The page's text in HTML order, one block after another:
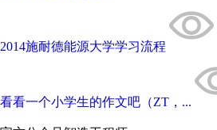
2014施耐德能源大学学习流程
看看一个小学生的作文吧（ZT，...